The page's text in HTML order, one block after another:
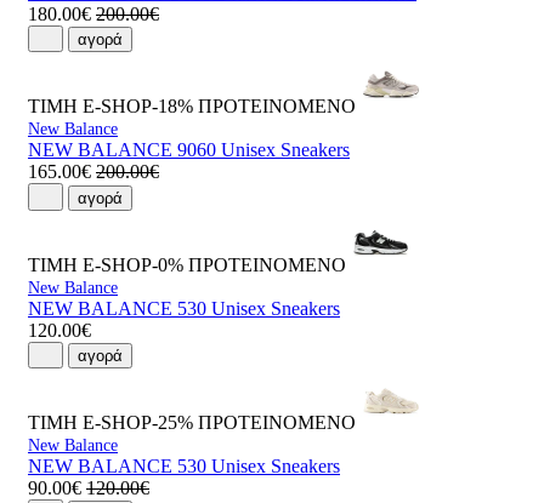
180.00€ 200.00€
αγορά
ΤΙΜΗ E-SHOP-18% ΠΡΟΤΕΙΝΟΜΕΝΟ
New Balance
NEW BALANCE 9060 Unisex Sneakers
165.00€ 200.00€
αγορά
ΤΙΜΗ E-SHOP-0% ΠΡΟΤΕΙΝΟΜΕΝΟ
New Balance
NEW BALANCE 530 Unisex Sneakers
120.00€
αγορά
ΤΙΜΗ E-SHOP-25% ΠΡΟΤΕΙΝΟΜΕΝΟ
New Balance
NEW BALANCE 530 Unisex Sneakers
90.00€ 120.00€